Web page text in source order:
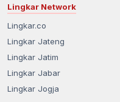
Lingkar Network
Lingkar.co
Lingkar Jateng
Lingkar Jatim
Lingkar Jabar
Lingkar Jogja